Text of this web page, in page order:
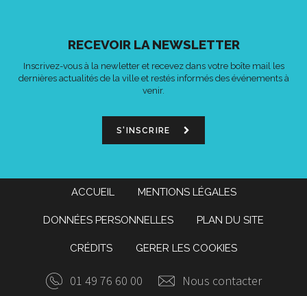
RECEVOIR LA NEWSLETTER
Inscrivez-vous à la newletter et recevez dans votre boîte mail les
dernières actualités de la ville et restés informés des événements à
venir.
S'INSCRIRE
ACCUEIL MENTIONS LÉGALES
DONNÉES PERSONNELLES PLAN DU SITE
CRÉDITS GERER LES COOKIES
01 49 76 60 00 Nous contacter